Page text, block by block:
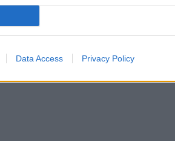
Data Access Privacy Policy